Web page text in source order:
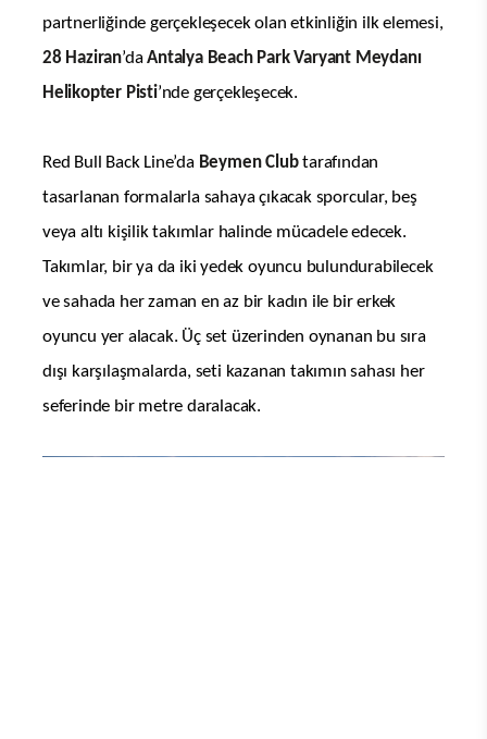
partnerliğinde gerçekleşecek olan etkinliğin ilk elemesi,
28 Haziran’daAntalya Beach Park Varyant Meydanı
Helikopter Pisti’nde gerçekleşecek.
Red Bull Back Line’da Beymen Clubtarafından
tasarlanan formalarla sahaya çıkacak sporcular, beş
veya altı kişilik takımlar halinde mücadele edecek.
Takımlar, bir ya da iki yedek oyuncu bulundurabilecek
ve sahada her zaman en az bir kadın ile bir erkek
oyuncu yer alacak. Üç set üzerinden oynanan bu sıra
dışı karşılaşmalarda, seti kazanan takımın sahası her
seferinde bir metre daralacak.